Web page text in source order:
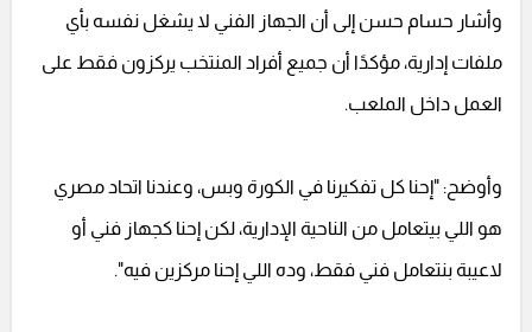
وأشار حسام حسن إلى أن الجهاز الفني لا يشغل نفسه بأي
ملفات إدارية، مؤكدًا أن جميع أفراد المنتخب يركزون فقط على
العمل داخل الملعب.
وأوضح: "إحنا كل تفكيرنا في الكورة وبس، وعندنا اتحاد مصري
هو اللي بيتعامل من الناحية الإدارية، لكن إحنا كجهاز فني أو
لاعيبة بنتعامل فني فقط، وده اللي إحنا مركزين فيه".